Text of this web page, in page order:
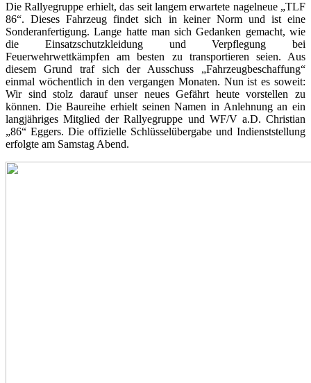
Die Rallyegruppe erhielt, das seit langem erwartete nagelneue „TLF
86“. Dieses Fahrzeug findet sich in keiner Norm und ist eine
Sonderanfertigung. Lange hatte man sich Gedanken gemacht, wie
die Einsatzschutzkleidung und Verpflegung bei
Feuerwehrwettkämpfen am besten zu transportieren seien. Aus
diesem Grund traf sich der Ausschuss „Fahrzeugbeschaffung“
einmal wöchentlich in den vergangen Monaten. Nun ist es soweit:
Wir sind stolz darauf unser neues Gefährt heute vorstellen zu
können. Die Baureihe erhielt seinen Namen in Anlehnung an ein
langjähriges Mitglied der Rallyegruppe und WF/V a.D. Christian
„86“ Eggers. Die offizielle Schlüsselübergabe und Indienststellung
erfolgte am Samstag Abend.